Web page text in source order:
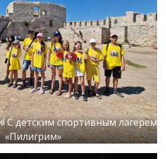
С детским спортивным лагерем
«Пилигрим»